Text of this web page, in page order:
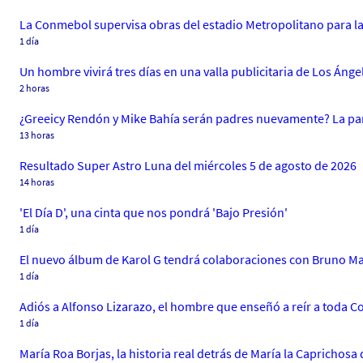
La Conmebol supervisa obras del estadio Metropolitano para
1 día
Un hombre vivirá tres días en una valla publicitaria de Los
2 horas
¿Greeicy Rendón y Mike Bahía serán padres nuevamente? La
13 horas
Resultado Super Astro Luna del miércoles 5 de agosto de 2026
14 horas
'El Día D', una cinta que nos pondrá 'Bajo Presión'
1 día
El nuevo álbum de Karol G tendrá colaboraciones con Bruno
1 día
Adiós a Alfonso Lizarazo, el hombre que enseñó a reír a toda
1 día
María Roa Borjas, la historia real detrás de María la Caprichosa